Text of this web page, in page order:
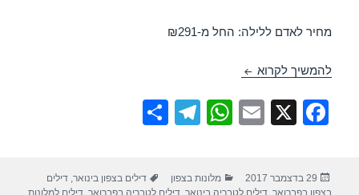
מחיר לאדם ללילה: החל מ-₪291
להמשיך לקרוא חופשה במלון נוף גינוסר – טבריה 30/01/2018
F
X
E
W
T
פורסם
בתאריך
29 בדצמבר 2017 קטגוריות
מלונות בצפון תגיות
דילים בצפון בינואר,דילים
בצפון בפברואר ,דילים לטבריה בינואר ,דילים לטבריה בפברואר ,דילים למלונות